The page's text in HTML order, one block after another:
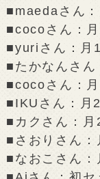
■maedaさん：
■cocoさん：
■yuriさん：月
■たかなんさん
■cocoさん：
■IKUさん：月
■カクさん：月
■さおりさん：
■なおこさん：